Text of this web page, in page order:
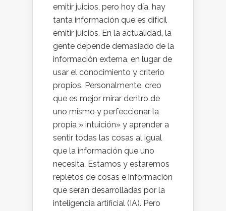
emitir juicios, pero hoy día, hay
tanta información que es difícil
emitir juicios. En la actualidad, la
gente depende demasiado de la
información externa, en lugar de
usar el conocimiento y criterio
propios. Personalmente, creo
que es mejor mirar dentro de
uno mismo y perfeccionar la
propia » intuición» y aprender a
sentir todas las cosas al igual
que la información que uno
necesita. Estamos y estaremos
repletos de cosas e información
que serán desarrolladas por la
inteligencia artificial (IA). Pero